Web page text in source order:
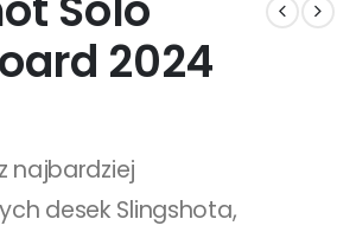
2024
najbardziej
desek Slingshota,